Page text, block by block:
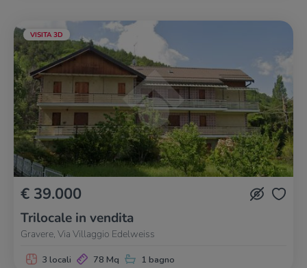
VISITA 3D
€ 39.000
Trilocale in vendita
Gravere, Via Villaggio Edelweiss
3 locali 78 Mq 1 bagno